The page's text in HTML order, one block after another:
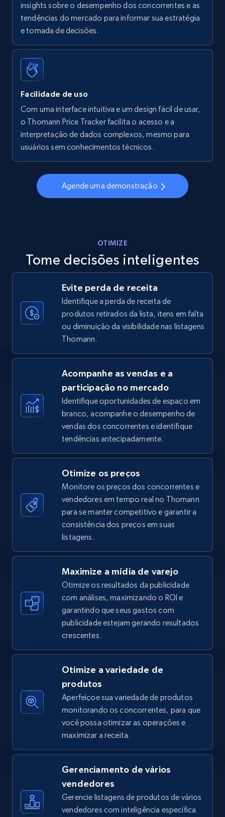
Walmart - products - Find new products by
using specific category URL
URL, Final price, Sku, Currency, Gtin,
Specifications, Image urls, Top reviews, and
more.
Walmart - products - Collects products by
specific keywords
URL, Final price, Sku, Currency, Gtin,
Specifications, Image urls, Top reviews, and
using sku numbers
URL, Final price, Sku, Currency, Gtin,
Specifications, Image urls, Top reviews, and
5.6K+ 875+ Comece agora
TikTok Shop
URL, Title, Available, Description, Currency, Initial
price, Final price, Discount percent, and more.
5.4K+ 667+ Comece agora
TikTok Shop - category
URL, Title, Available, Description, Currency, Initial
price, Final price, Discount percent, and more.
TikTok Shop - Collect TikTok shop products
by keywords search
URL, Title, Available, Description, Currency, Initial
price, Final price, Discount percent, and more.
TikTok Shop - discover records by shop url
price, Final price, Discount percent, and more.
667+
insights sobre o desempenho dos concorrentes e as
tendências do mercado para informar sua estratégia
e tomada de decisões.
Facilidade de uso
Com uma interface intuitiva e um design fácil de usar,
o Thomann Price Tracker facilita o acesso e a
interpretação de dados complexos, mesmo para
usuários sem conhecimentos técnicos.
Agende uma demonstração
OTIMIZE
Tome decisões inteligentes
Evite perda de receita
Identifique a perda de receita de
produtos retirados da lista, itens em falta
ou diminuição da visibilidade nas listagens
Thomann.
Acompanhe as vendas e a
participação no mercado
Identifique oportunidades de espaço em
branco, acompanhe o desempenho de
vendas dos concorrentes e identifique
tendências antecipadamente.
Otimize os preços
Monitore os preços dos concorrentes e
vendedores em tempo real no Thomann
para se manter competitivo e garantir a
consistência dos preços em suas
listagens.
Maximize a mídia de varejo
Otimize os resultados da publicidade
com análises, maximizando o ROI e
garantindo que seus gastos com
publicidade estejam gerando resultados
crescentes.
Otimize a variedade de
produtos
Aperfeiçoe sua variedade de produtos
monitorando os concorrentes, para que
você possa otimizar as operações e
maximizar a receita.
Gerenciamento de vários
vendedores
Gerencie listagens de produtos de vários
vendedores com inteligência específica